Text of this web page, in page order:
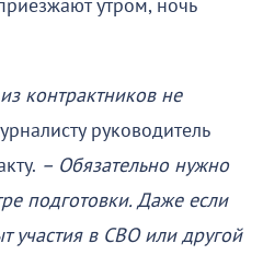
утром, ночь
контрактников не
руководитель
– Обязательно нужно
подготовки. Даже если
участия в СВО или другой